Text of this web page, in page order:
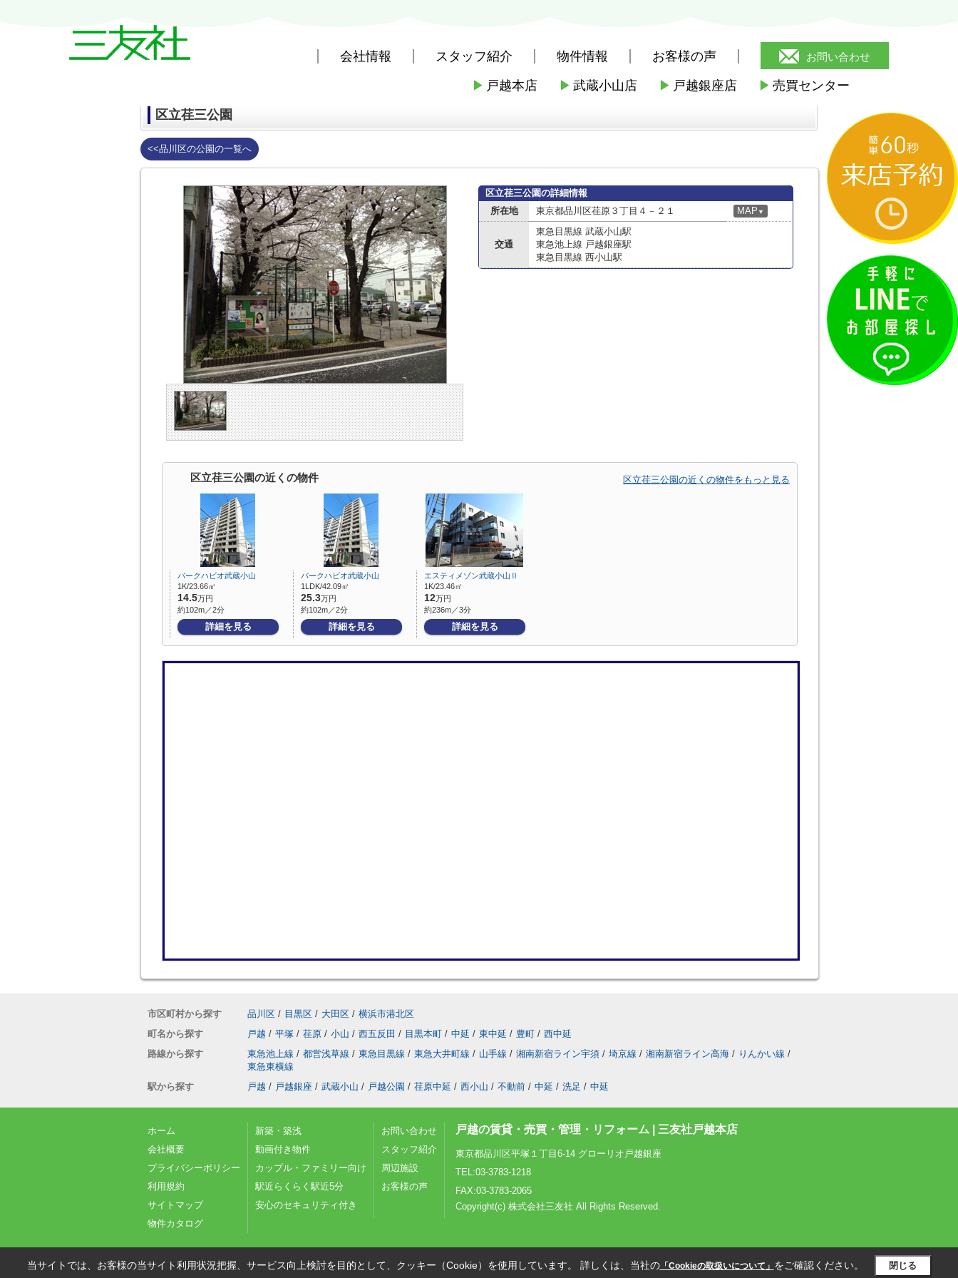
会社情報 スタッフ紹介 物件情報 お客様の声 お問い合わせ
▶ 戸越本店 ▶ 武蔵小山店 ▶ 戸越銀座店 ▶ 売買センター
品川区 > 品川区の公園 > 区立荏三公園
区立荏三公園
<<品川区の公園の一覧へ
区立荏三公園の詳細情報
所在地
東京都品川区荏原３丁目４－２１ MAP ▼
交通
東急目黒線 武蔵小山駅
東急池上線 戸越銀座駅
東急目黒線 西小山駅
区立荏三公園の近くの物件 区立荏三公園の近くの物件をもっと見る
パークハビオ武蔵小山
1K/23.66㎡
14.5万円
約102m／2分
詳細を見る
パークハビオ武蔵小山
1LDK/42.09㎡
25.3万円
約102m／2分
詳細を見る
エスティメゾン武蔵小山Ⅱ
1K/23.46㎡
12万円
約236m／3分
詳細を見る
市区町村から探す 品川区 / 目黒区 / 大田区 / 横浜市港北区
町名から探す
戸越 / 平塚 / 荏原 / 小山 / 西五反田 / 目黒本町 / 中延 / 東中延 / 豊町 / 西中延
路線から探す
東急池上線 / 都営浅草線 / 東急目黒線 / 東急大井町線 / 山手線 / 湘南新宿ライン宇須 / 埼京線 / 湘南新宿ライン高海 / りんかい線 /
東急東横線
駅から探す
戸越 / 戸越銀座 / 武蔵小山 / 戸越公園 / 荏原中延 / 西小山 / 不動前 / 中延 / 洗足 / 中延
ホーム
会社概要
プライバシーポリシー
利用規約
サイトマップ
物件カタログ
新築・築浅
動画付き物件
カップル・ファミリー向け
駅近らくらく駅近5分
安心のセキュリティ付き
お問い合わせ
スタッフ紹介
周辺施設
お客様の声
戸越の賃貸・売買・管理・リフォーム | 三友社戸越本店
東京都品川区平塚１丁目6-14 グローリオ戸越銀座
TEL:03-3783-1218
FAX:03-3783-2065
Copyright(c) 株式会社三友社 All Rights Reserved.
当サイトでは、お客様の当サイト利用状況把握、サービス向上検討を目的として、クッキー（Cookie）を使用しています。 詳しくは、当社の「Cookieの取扱いについて」 をご確認ください。 閉じる